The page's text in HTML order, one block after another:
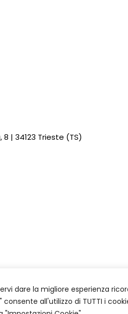
dare la migliore esperienza
all'utilizzo di TUTTI i
| 34123 Trieste (TS)
diritti riservati |Credits